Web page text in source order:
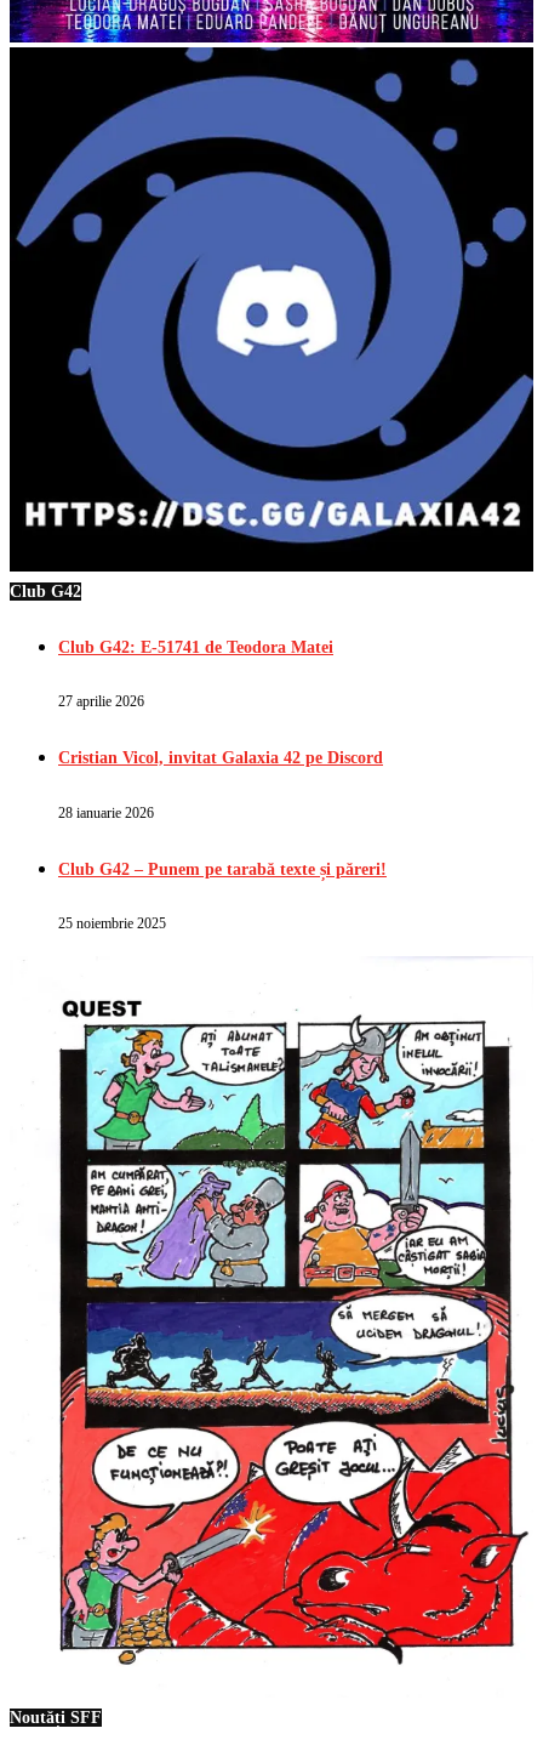
Club G42
Club G42: E-51741 de Teodora Matei
27 aprilie 2026
Cristian Vicol, invitat Galaxia 42 pe Discord
28 ianuarie 2026
Club G42 – Punem pe tarabă texte și păreri!
25 noiembrie 2025
Noutăți SFF